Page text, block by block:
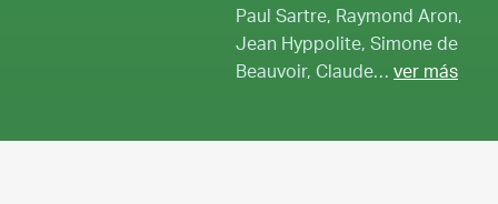
Paul Sartre, Raymond Aron,
Jean Hyppolite, Simone de
Beauvoir, Claude… ver más